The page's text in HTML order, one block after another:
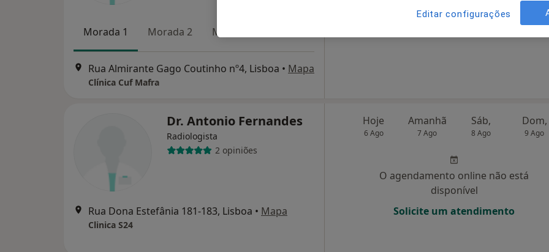
Morada 1 Morada 2 Morada 3
Rua Almirante Gago Coutinho nº4, Lisboa • Mapa
Clínica Cuf Mafra
Dr. Antonio Fernandes
Radiologista
2 opiniões
Rua Dona Estefânia 181-183, Lisboa • Mapa
Clinica S24
Hoje
6 Ago
Amanhã
7 Ago
Sáb,
8 Ago
Dom,
9 Ago
O agendamento online não está
disponível
Solicite um atendimento
Editar configurações